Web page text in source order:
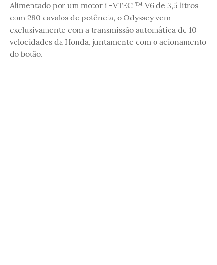
Alimentado por um motor i -VTEC ™ V6 de 3,5 litros
com 280 cavalos de potência, o Odyssey vem
exclusivamente com a transmissão automática de 10
velocidades da Honda, juntamente com o acionamento
do botão.